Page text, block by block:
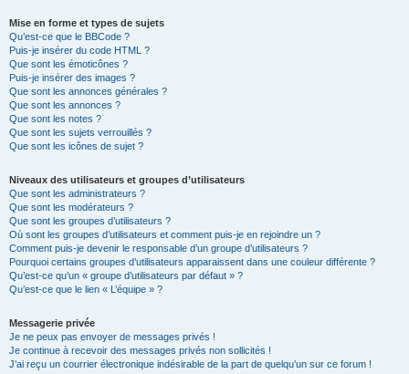
Mise en forme et types de sujets
Qu’est-ce que le BBCode ?
Puis-je insérer du code HTML ?
Que sont les émoticônes ?
Puis-je insérer des images ?
Que sont les annonces générales ?
Que sont les annonces ?
Que sont les notes ?
Que sont les sujets verrouillés ?
Que sont les icônes de sujet ?
Niveaux des utilisateurs et groupes d’utilisateurs
Que sont les administrateurs ?
Que sont les modérateurs ?
Que sont les groupes d’utilisateurs ?
Où sont les groupes d’utilisateurs et comment puis-je en rejoindre un ?
Comment puis-je devenir le responsable d’un groupe d’utilisateurs ?
Pourquoi certains groupes d’utilisateurs apparaissent dans une couleur différente ?
Qu’est-ce qu’un « groupe d’utilisateurs par défaut » ?
Qu’est-ce que le lien « L’équipe » ?
Messagerie privée
Je ne peux pas envoyer de messages privés !
Je continue à recevoir des messages privés non sollicités !
J’ai reçu un courrier électronique indésirable de la part de quelqu’un sur ce forum !